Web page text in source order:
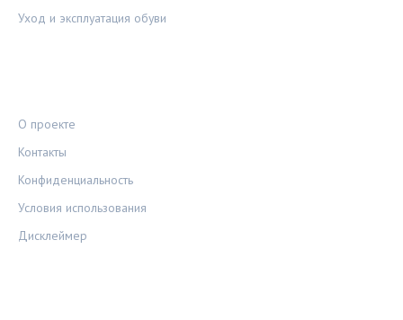
Уход и эксплуатация обуви
О проекте
Контакты
Конфиденциальность
Условия использования
Дисклеймер